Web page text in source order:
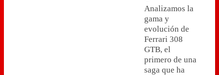
Analizamos la
gama y
evolución de
Ferrari 308
GTB, el
primero de una
saga que ha